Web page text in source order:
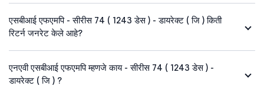
एसबीआई एफएमपि - सीरीस 74 ( 1243 डेस ) - डायरेक्ट ( जि ) किती
रिटर्न जनरेट केले आहे?
एनएवी एसबीआई एफएमपि म्हणजे काय - सीरीस 74 ( 1243 डेस ) -
डायरेक्ट ( जि ) ?